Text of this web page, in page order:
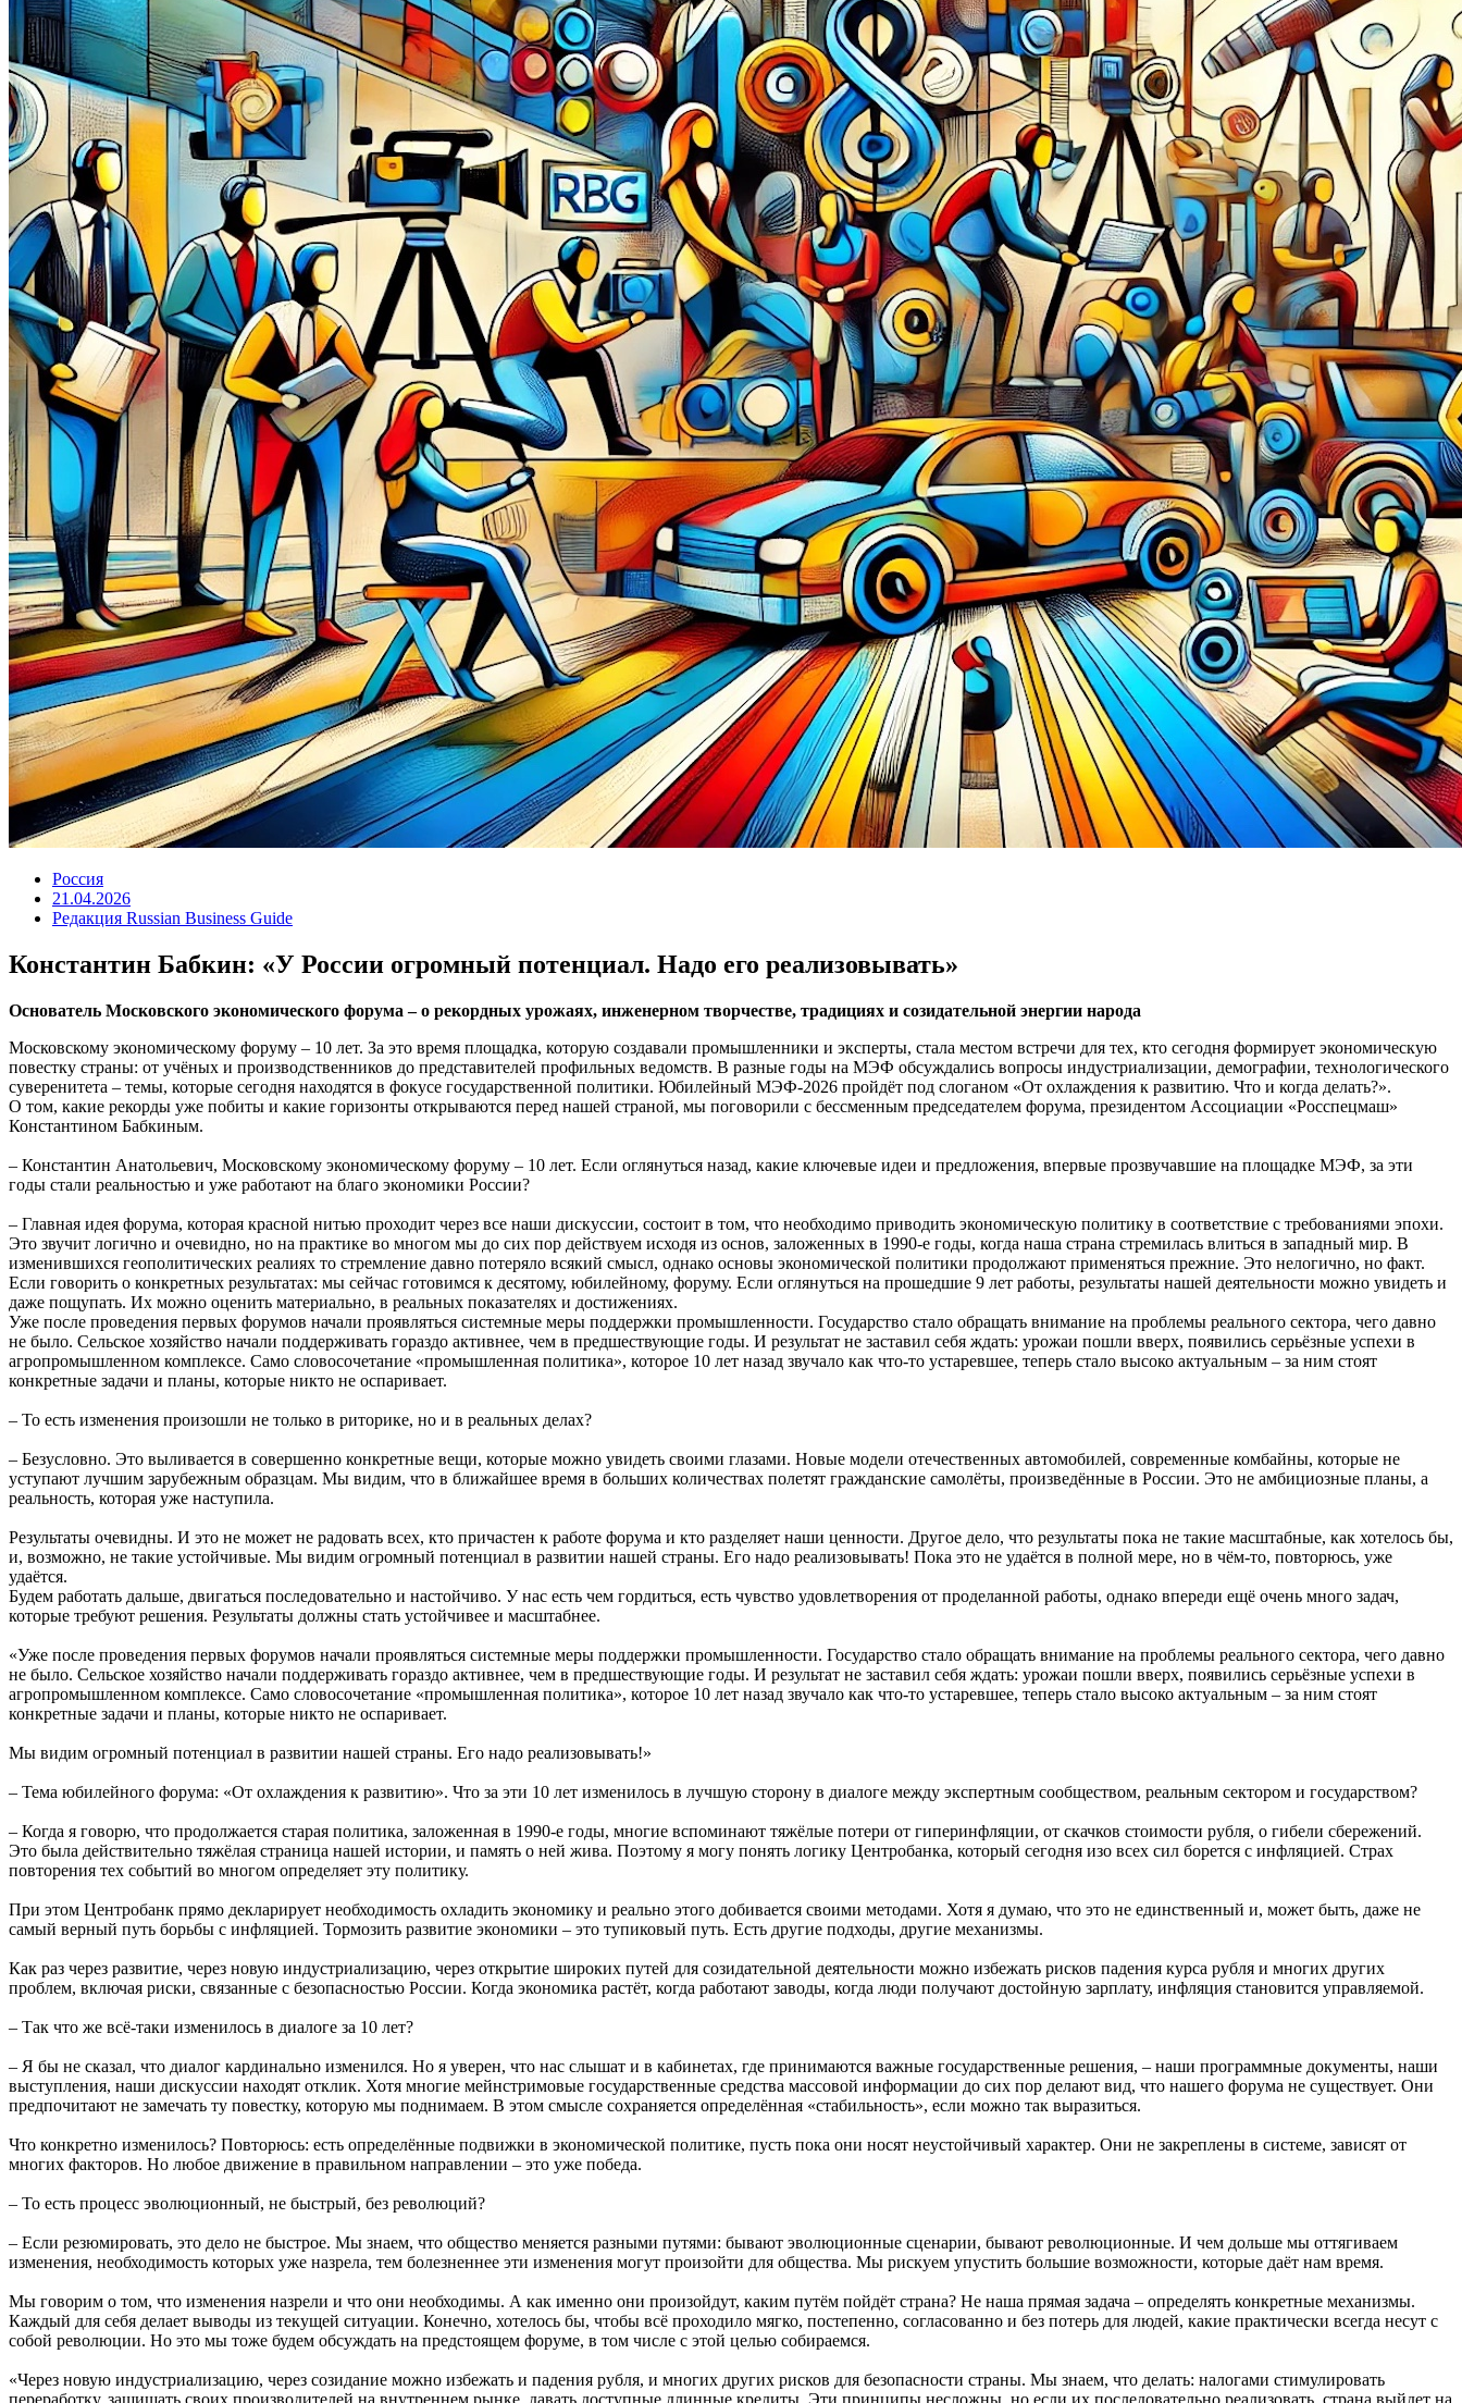
Россия
21.04.2026
Редакция Russian Business Guide
Константин Бабкин: «У России огромный потенциал. Надо его реализовывать»
Основатель Московского экономического форума – о рекордных урожаях, инженерном творчестве, традициях и созидательной энергии народа
Московскому экономическому форуму – 10 лет. За это время площадка, которую создавали промышленники и эксперты, стала местом встречи для тех, кто сегодня формирует экономическую
повестку страны: от учёных и производственников до представителей профильных ведомств. В разные годы на МЭФ обсуждались вопросы индустриализации, демографии, технологического
суверенитета – темы, которые сегодня находятся в фокусе государственной политики. Юбилейный МЭФ-2026 пройдёт под слоганом «От охлаждения к развитию. Что и когда делать?».
О том, какие рекорды уже побиты и какие горизонты открываются перед нашей страной, мы поговорили с бессменным председателем форума, президентом Ассоциации «Росспецмаш»
Константином Бабкиным.
– Константин Анатольевич, Московскому экономическому форуму – 10 лет. Если оглянуться назад, какие ключевые идеи и предложения, впервые прозвучавшие на площадке МЭФ, за эти
годы стали реальностью и уже работают на благо экономики России?
– Главная идея форума, которая красной нитью проходит через все наши дискуссии, состоит в том, что необходимо приводить экономическую политику в соответствие с требованиями эпохи.
Это звучит логично и очевидно, но на практике во многом мы до сих пор действуем исходя из основ, заложенных в 1990-е годы, когда наша страна стремилась влиться в западный мир. В
изменившихся геополитических реалиях то стремление давно потеряло всякий смысл, однако основы экономической политики продолжают применяться прежние. Это нелогично, но факт.
Если говорить о конкретных результатах: мы сейчас готовимся к десятому, юбилейному, форуму. Если оглянуться на прошедшие 9 лет работы, результаты нашей деятельности можно увидеть и
даже пощупать. Их можно оценить материально, в реальных показателях и достижениях.
Уже после проведения первых форумов начали проявляться системные меры поддержки промышленности. Государство стало обращать внимание на проблемы реального сектора, чего давно
не было. Сельское хозяйство начали поддерживать гораздо активнее, чем в предшествующие годы. И результат не заставил себя ждать: урожаи пошли вверх, появились серьёзные успехи в
агропромышленном комплексе. Само словосочетание «промышленная политика», которое 10 лет назад звучало как что-то устаревшее, теперь стало высоко актуальным – за ним стоят
конкретные задачи и планы, которые никто не оспаривает.
– То есть изменения произошли не только в риторике, но и в реальных делах?
– Безусловно. Это выливается в совершенно конкретные вещи, которые можно увидеть своими глазами. Новые модели отечественных автомобилей, современные комбайны, которые не
уступают лучшим зарубежным образцам. Мы видим, что в ближайшее время в больших количествах полетят гражданские самолёты, произведённые в России. Это не амбициозные планы, а
реальность, которая уже наступила.
Результаты очевидны. И это не может не радовать всех, кто причастен к работе форума и кто разделяет наши ценности. Другое дело, что результаты пока не такие масштабные, как хотелось бы,
и, возможно, не такие устойчивые. Мы видим огромный потенциал в развитии нашей страны. Его надо реализовывать! Пока это не удаётся в полной мере, но в чём-то, повторюсь, уже
удаётся.
Будем работать дальше, двигаться последовательно и настойчиво. У нас есть чем гордиться, есть чувство удовлетворения от проделанной работы, однако впереди ещё очень много задач,
которые требуют решения. Результаты должны стать устойчивее и масштабнее.
«Уже после проведения первых форумов начали проявляться системные меры поддержки промышленности. Государство стало обращать внимание на проблемы реального сектора, чего давно
не было. Сельское хозяйство начали поддерживать гораздо активнее, чем в предшествующие годы. И результат не заставил себя ждать: урожаи пошли вверх, появились серьёзные успехи в
агропромышленном комплексе. Само словосочетание «промышленная политика», которое 10 лет назад звучало как что-то устаревшее, теперь стало высоко актуальным – за ним стоят
конкретные задачи и планы, которые никто не оспаривает.
Мы видим огромный потенциал в развитии нашей страны. Его надо реализовывать!»
– Тема юбилейного форума: «От охлаждения к развитию». Что за эти 10 лет изменилось в лучшую сторону в диалоге между экспертным сообществом, реальным сектором и государством?
– Когда я говорю, что продолжается старая политика, заложенная в 1990-е годы, многие вспоминают тяжёлые потери от гиперинфляции, от скачков стоимости рубля, о гибели сбережений.
Это была действительно тяжёлая страница нашей истории, и память о ней жива. Поэтому я могу понять логику Центробанка, который сегодня изо всех сил борется с инфляцией. Страх
повторения тех событий во многом определяет эту политику.
При этом Центробанк прямо декларирует необходимость охладить экономику и реально этого добивается своими методами. Хотя я думаю, что это не единственный и, может быть, даже не
самый верный путь борьбы с инфляцией. Тормозить развитие экономики – это тупиковый путь. Есть другие подходы, другие механизмы.
Как раз через развитие, через новую индустриализацию, через открытие широких путей для созидательной деятельности можно избежать рисков падения курса рубля и многих других
проблем, включая риски, связанные с безопасностью России. Когда экономика растёт, когда работают заводы, когда люди получают достойную зарплату, инфляция становится управляемой.
– Так что же всё-таки изменилось в диалоге за 10 лет?
– Я бы не сказал, что диалог кардинально изменился. Но я уверен, что нас слышат и в кабинетах, где принимаются важные государственные решения, – наши программные документы, наши
выступления, наши дискуссии находят отклик. Хотя многие мейнстримовые государственные средства массовой информации до сих пор делают вид, что нашего форума не существует. Они
предпочитают не замечать ту повестку, которую мы поднимаем. В этом смысле сохраняется определённая «стабильность», если можно так выразиться.
Что конкретно изменилось? Повторюсь: есть определённые подвижки в экономической политике, пусть пока они носят неустойчивый характер. Они не закреплены в системе, зависят от
многих факторов. Но любое движение в правильном направлении – это уже победа.
– То есть процесс эволюционный, не быстрый, без революций?
– Если резюмировать, это дело не быстрое. Мы знаем, что общество меняется разными путями: бывают эволюционные сценарии, бывают революционные. И чем дольше мы оттягиваем
изменения, необходимость которых уже назрела, тем болезненнее эти изменения могут произойти для общества. Мы рискуем упустить большие возможности, которые даёт нам время.
Мы говорим о том, что изменения назрели и что они необходимы. А как именно они произойдут, каким путём пойдёт страна? Не наша прямая задача – определять конкретные механизмы.
Каждый для себя делает выводы из текущей ситуации. Конечно, хотелось бы, чтобы всё проходило мягко, постепенно, согласованно и без потерь для людей, какие практически всегда несут с
собой революции. Но это мы тоже будем обсуждать на предстоящем форуме, в том числе с этой целью собираемся.
«Через новую индустриализацию, через созидание можно избежать и падения рубля, и многих других рисков для безопасности страны. Мы знаем, что делать: налогами стимулировать
переработку, защищать своих производителей на внутреннем рынке, давать доступные длинные кредиты. Эти принципы несложны, но если их последовательно реализовать, страна выйдет на